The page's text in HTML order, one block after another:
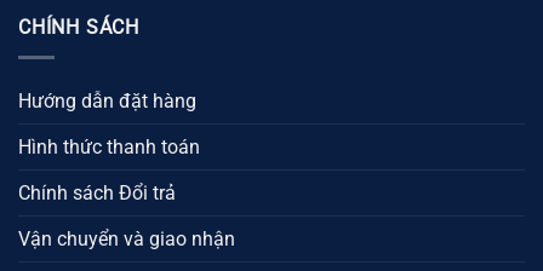
CHÍNH SÁCH
Hướng dẫn đặt hàng
Hình thức thanh toán
Chính sách Đổi trả
Vận chuyển và giao nhận